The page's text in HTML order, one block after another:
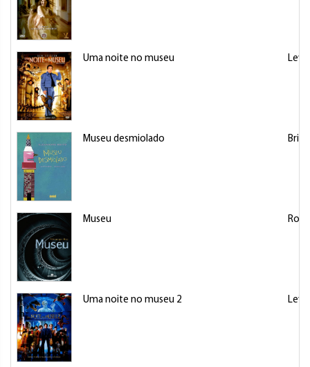
Uma noite no museu
Museu desmiolado
Museu Roy,
Uma noite no museu 2